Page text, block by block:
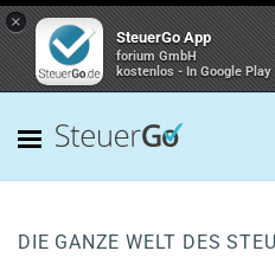
×
SteuerGo App
forium GmbH
kostenlos - In Google Play
DIE GANZE WELT DES